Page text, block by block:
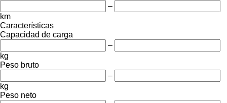
–
km
Características
Capacidad de carga
–
kg
Peso bruto
–
kg
Peso neto